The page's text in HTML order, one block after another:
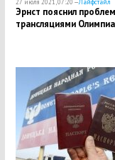
27 июля 2021, 07:20 —Лайфстайл
Эрнст пояснил
трансляциями